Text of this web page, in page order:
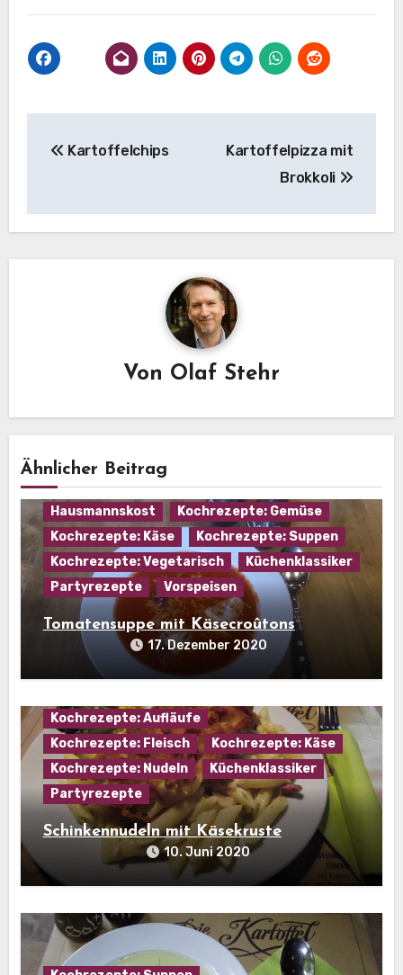
Kartoffelchips
Kartoffelpizza mit
Brokkoli
Von Olaf Stehr
Ähnlicher Beitrag
Hausmannskost
Kochrezepte: Gemüse
Kochrezepte: Käse
Kochrezepte: Suppen
Kochrezepte: Vegetarisch
Küchenklassiker
Partyrezepte
Vorspeisen
Tomatensuppe mit Käsecroûtons
17. Dezember 2020
Kochrezepte: Aufläufe
Kochrezepte: Fleisch
Kochrezepte: Käse
Kochrezepte: Nudeln
Küchenklassiker
Partyrezepte
Schinkennudeln mit Käsekruste
10. Juni 2020